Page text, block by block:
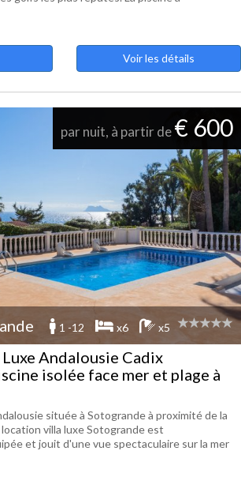
Voir les détails
par nuit, à partir de€ 600
1 -12 x6 x5
Andalousie Cadix
isolée face mer et plage à
située à Sotogrande à proximité de la
villa luxe Sotogrande est
et jouit d'une vue spectaculaire sur la mer